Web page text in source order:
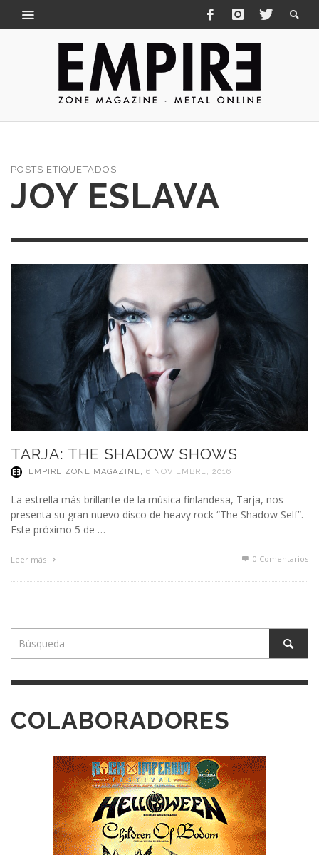
POSTS ETIQUETADOS
JOY ESLAVA
TARJA: THE SHADOW SHOWS
EMPIRE ZONE MAGAZINE, 6 NOVIEMBRE, 2016
La estrella más brillante de la música finlandesa, Tarja, nos
presenta su gran nuevo disco de heavy rock “The Shadow Self”.
Este próximo 5 de …
Leer más 0 Comentarios
COLABORADORES